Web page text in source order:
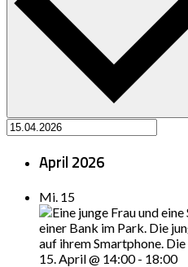
April 2026
Mi. 15
15. April @ 14:00- 18:00